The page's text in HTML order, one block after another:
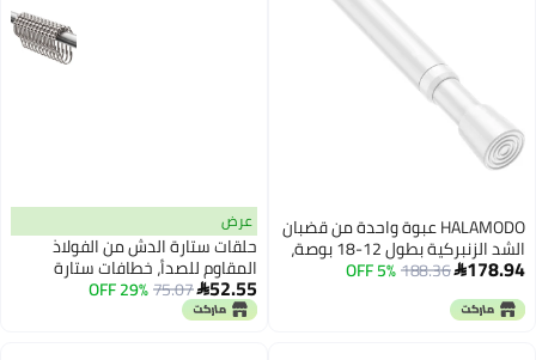
HALAMODO عبوة واحدة من قضبان
الشد الزنبركية بطول 12-18 بوصة،
قطر 5/8 بوصة، لون أبيض، بدون
حفر، قابلة للتعديل والتمديد بزنبرك،
قضيب ستارة شد قصير صغير
178.94
188.36
5% OFF
عرض
حلقات ستارة الدش من الفولاذ
المقاوم للصدأ، خطافات ستارة
مقاومة للصدأ، إكسسوارات كروم
مصقول، 12 قطعة
52.55
75.07
29% OFF